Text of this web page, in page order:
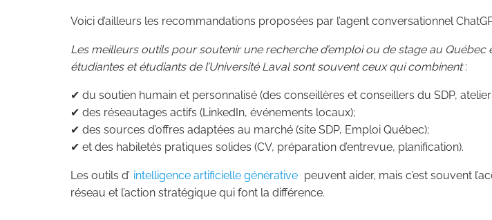
Voici d’ailleurs les recommandations proposées par l’agent conversationnel
Les meilleurs outils pour soutenir une recherche d’emploi ou de stage au Québec
étudiantes et étudiants de l’Université Laval sont souvent ceux qui combinent:
✔ du soutien humain et personnalisé (des conseillères et conseillers du SDP,
✔ des réseautages actifs (LinkedIn, événements locaux);
✔ des sources d’offres adaptées au marché (site SDP, Emploi Québec);
✔ et des habiletés pratiques solides (CV, préparation d’entrevue, planification).
Les outils d’ intelligence artificielle générative peuvent aider, mais c’est souvent
réseau et l’action stratégique qui font la différence.